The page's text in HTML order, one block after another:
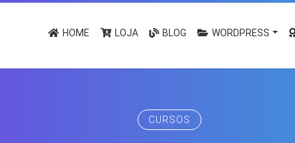
HOME LOJA BLOG WORDPRESS
CURSOS